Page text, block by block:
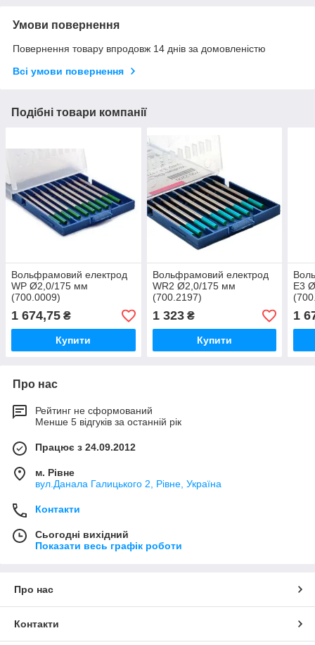
Умови повернення
Повернення товару впродовж 14 днів за домовленістю
Всі умови повернення
Подібні товари компанії
Вольфрамовий електрод
WP Ø2,0/175 мм
(700.0009)
1 674,75 ₴
Купити
Вольфрамовий електрод
WR2 Ø2,0/175 мм
(700.2197)
1 323₴
Купити
E3
1
Про нас
Рейтинг не сформований
Менше 5 відгуків за останній рік
Працює з 24.09.2012
м. Рівне
вул.Данала Галицького 2, Рівне, Україна
Контакти
Сьогодні вихідний
Показати весь графік роботи
Про нас
Контакти